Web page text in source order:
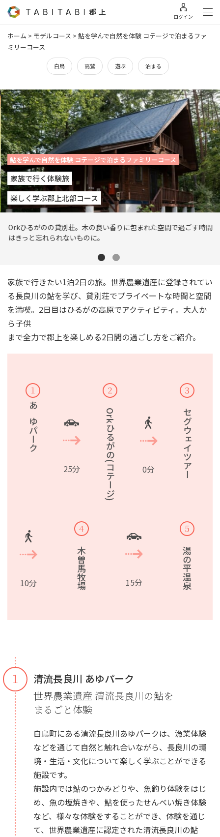
ログイン
ホーム > モデルコース > 鮎を学んで自然を体験 コテージで泊まるファ
ミリーコース
白鳥 高鷲 遊ぶ 泊まる
鮎を学んで自然を体験 コテージで泊まるファミリーコース
家族で行く体験旅
楽しく学ぶ郡上北部コース
Orkひるがのの貸別荘。木の良い香りに包まれた空間で過ごす時間
はきっと忘れられないものに。
家族で行きたい1泊2日の旅。世界農業遺産に登録されてい
る長良川の鮎を学び、貸別荘でプライベートな時間と空間
を満喫。2日目はひるがの高原でアクティビティ。大人か
ら子供
まで全力で郡上を楽しめる2日間の過ごし方をご紹介。
１
あゆパーク
25分
２
Orkひるがの(コテージ) 0分
３
セグウェイツアー
10分
４
木曽馬牧場 15分
５
湯の平温泉
１
清流長良川 あゆパーク
世界農業遺産 清流長良川の鮎を
まるごと体験
白鳥町にある清流長良川あゆパークは、漁業体験
などを通じて自然と触れ合いながら、長良川の環
境・生活・文化について楽しく学ぶことができる
施設です。
施設内では鮎のつかみどりや、魚釣り体験をはじ
め、魚の塩焼きや、鮎を使ったせんべい焼き体験
など、様々な体験をすることができ、体験を通じ
て、世界農業遺産に認定された清流長良川の鮎